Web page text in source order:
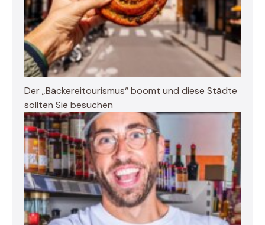
Der „Bäckereitourismus“ boomt und diese Städte
sollten Sie besuchen